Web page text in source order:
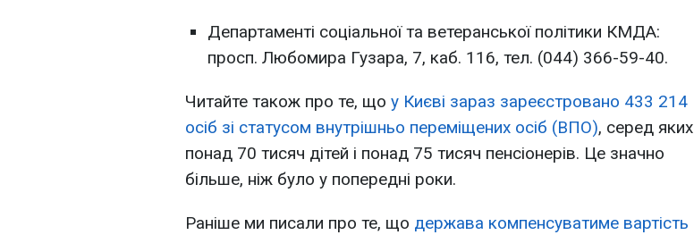
Департаменті соціальної та ветеранської політики КМДА:
просп. Любомира Гузара, 7, каб. 116, тел. (044) 366-59-40.
Читайте також про те, що у Києві зараз зареєстровано 433 214
осіб зі статусом внутрішньо переміщених осіб (ВПО), серед яких
понад 70 тисяч дітей і понад 75 тисяч пенсіонерів. Це значно
більше, ніж було у попередні роки.
Раніше ми писали про те, що держава компенсуватиме вартість